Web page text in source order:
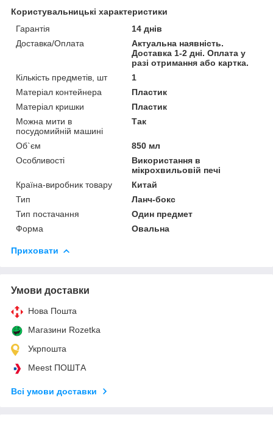
Користувальницькі характеристики
Гарантія
14 днів
Доставка/Оплата
Актуальна наявність.
Доставка 1-2 дні. Оплата у
разі отримання або картка.
Кількість предметів, шт
1
Матеріал контейнера
Пластик
Матеріал кришки
Пластик
Можна мити в
посудомийній машині
Так
Об`єм
850 мл
Особливості
Використання в
мікрохвильовій печі
Країна-виробник товару
Китай
Тип
Ланч-бокс
Тип постачання
Один предмет
Форма
Овальна
Приховати
Умови доставки
Нова Пошта
Магазини Rozetka
Укрпошта
Meest ПОШТА
Всі умови доставки